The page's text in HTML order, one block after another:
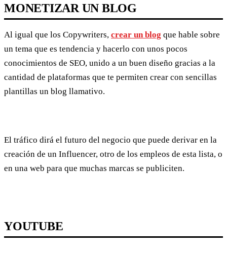
MONETIZAR UN BLOG
Al igual que los Copywriters, crear un blog que hable sobre
un tema que es tendencia y hacerlo con unos pocos
conocimientos de SEO, unido a un buen diseño gracias a la
cantidad de plataformas que te permiten crear con sencillas
plantillas un blog llamativo.
El tráfico dirá el futuro del negocio que puede derivar en la
creación de un Influencer, otro de los empleos de esta lista, o
en una web para que muchas marcas se publiciten.
YOUTUBE